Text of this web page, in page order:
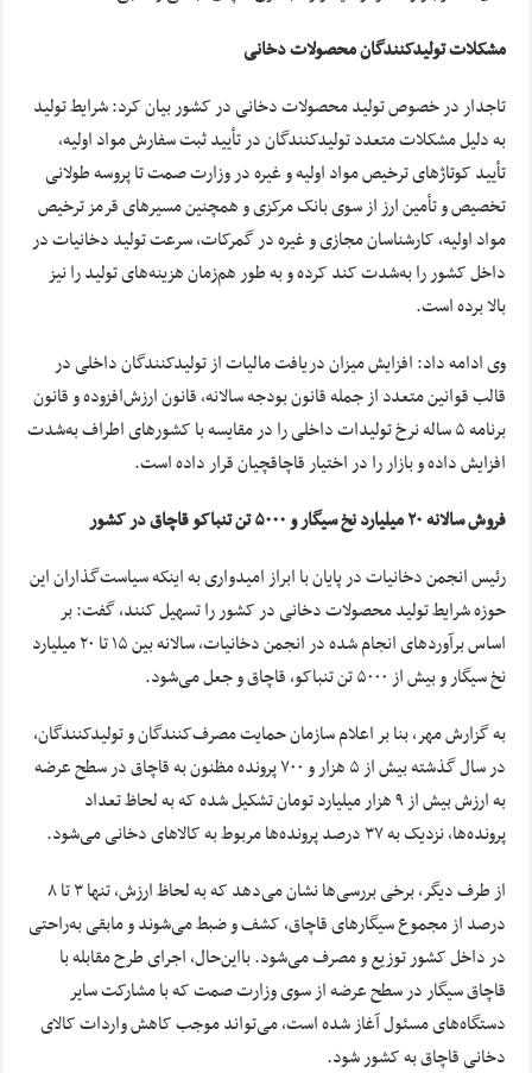
مشکلات تولیدکنندگان محصولات دخانی
تاجدار در خصوص تولید محصولات دخانی در کشور بیان کرد: شرایط تولید
به دلیل مشکلات متعدد تولیدکنندگان در تأیید ثبت سفارش مواد اولیه،
تأیید کوتاژهای ترخیص مواد اولیه و غیره در وزارت صمت تا پروسه طولانی
تخصیص و تأمین ارز از سوی بانک مرکزی و همچنین مسیرهای قرمز ترخیص
مواد اولیه، کارشناسان مجازی و غیره در گمرکات، سرعت تولید دخانیات در
داخل کشور را به‌شدت کند کرده و به طور هم‌زمان هزینه‌های تولید را نیز
بالا برده است.
وی ادامه داد: افزایش میزان دریافت مالیات از تولیدکنندگان داخلی در
قالب قوانین متعدد از جمله قانون بودجه سالانه، قانون ارزش‌افزوده و قانون
برنامه ۵ ساله نرخ تولیدات داخلی را در مقایسه با کشورهای اطراف به‌شدت
افزایش داده و بازار را در اختیار قاچاقچیان قرار داده است.
فروش سالانه ۲۰ میلیارد نخ سیگار و ۵۰۰۰ تن تنباکو قاچاق در کشور
رئیس انجمن دخانیات در پایان با ابراز امیدواری به اینکه سیاست‌گذاران این
حوزه شرایط تولید محصولات دخانی در کشور را تسهیل کنند، گفت: بر
اساس برآوردهای انجام شده در انجمن دخانیات، سالانه بین ۱۵ تا ۲۰ میلیارد
نخ سیگار و بیش از ۵۰۰۰ تن تنباکو، قاچاق و جعل می‌شود.
به گزارش مهر، بنا بر اعلام سازمان حمایت مصرف‌کنندگان و تولیدکنندگان،
در سال گذشته بیش از ۵ هزار و ۷۰۰ پرونده مظنون به قاچاق در سطح عرضه
به ارزش بیش از ۹ هزار میلیارد تومان تشکیل شده که به لحاظ تعداد
پرونده‌ها، نزدیک به ۳۷ درصد پرونده‌ها مربوط به کالاهای دخانی می‌شود.
از طرف دیگر، برخی بررسی‌ها نشان می‌دهد که به لحاظ ارزش، تنها ۳ تا ۸
درصد از مجموع سیگارهای قاچاق، کشف و ضبط می‌شوند و مابقی به‌راحتی
در داخل کشور توزیع و مصرف می‌شود. بااین‌حال، اجرای طرح مقابله با
قاچاق سیگار در سطح عرضه از سوی وزارت صمت که با مشارکت سایر
دستگاه‌های مسئول آغاز شده است، می‌تواند موجب کاهش واردات کالای
دخانی قاچاق به کشور شود.